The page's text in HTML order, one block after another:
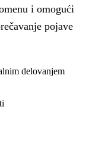
i omogući
pojave
delovanjem